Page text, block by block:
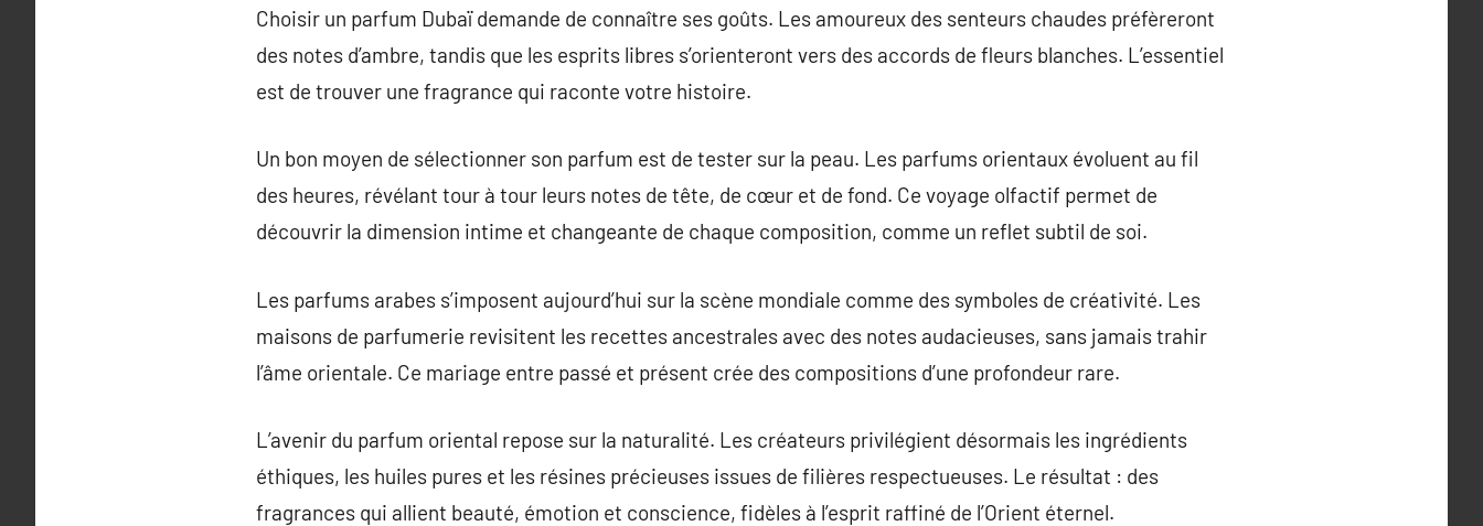
Choisir un parfum Dubaï demande de connaître ses goûts. Les amoureux des senteurs chaudes préfèreront
des notes d’ambre, tandis que les esprits libres s’orienteront vers des accords de fleurs blanches. L’essentiel
est de trouver une fragrance qui raconte votre histoire.
Un bon moyen de sélectionner son parfum est de tester sur la peau. Les parfums orientaux évoluent au fil
des heures, révélant tour à tour leurs notes de tête, de cœur et de fond. Ce voyage olfactif permet de
découvrir la dimension intime et changeante de chaque composition, comme un reflet subtil de soi.
Les parfums arabes s’imposent aujourd’hui sur la scène mondiale comme des symboles de créativité. Les
maisons de parfumerie revisitent les recettes ancestrales avec des notes audacieuses, sans jamais trahir
l’âme orientale. Ce mariage entre passé et présent crée des compositions d’une profondeur rare.
L’avenir du parfum oriental repose sur la naturalité. Les créateurs privilégient désormais les ingrédients
éthiques, les huiles pures et les résines précieuses issues de filières respectueuses. Le résultat : des
fragrances qui allient beauté, émotion et conscience, fidèles à l’esprit raffiné de l’Orient éternel.